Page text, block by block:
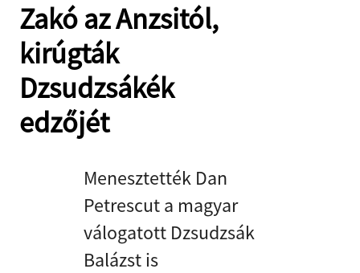
Zakó az Anzsitól,
kirúgták
Dzsudzsákék
edzőjét
Menesztették Dan
Petrescut a magyar
válogatott Dzsudzsák
Balázst is